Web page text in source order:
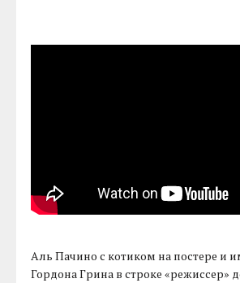
Аль Пачино с котиком на постере и
Гордона Грина в строке